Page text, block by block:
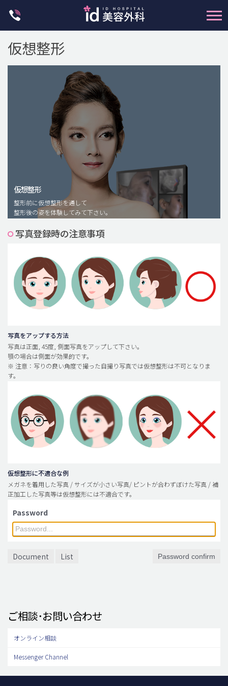
脂肪注入(アンチエイジング)
豊胸手術・バストアップ
プチ整形
メンズ整形
idリアルストーリー
idニュース
安全整形
料金一覧
ご相談のお問い合わせ
仮想整形
仮想整形
整形前に仮想整形を通して
整形後の姿を体験してみて下さい。
写真登録時の注意事項
写真をアップする方法
写真は正面, 45度, 側面写真をアップして下さい。
顎の場合は側面が効果的です。
※ 注意：写りの良い角度で撮った自撮り写真では仮想整形は不可となりま
す。
仮想整形に不適合な例
メガネを着用した写真 / サイズが小さい写真/ ピントが合わずぼけた写真 / 補
正加工した写真等は仮想整形には不適合です。
Password
Document List Password confirm
ご相談･お問い合わせ
オンライン相談
Messenger Channel